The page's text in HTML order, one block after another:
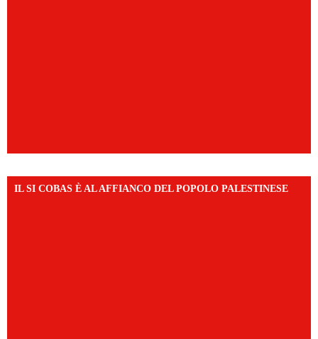
IL SI COBAS È AL AFFIANCO DEL POPOLO PALESTINESE